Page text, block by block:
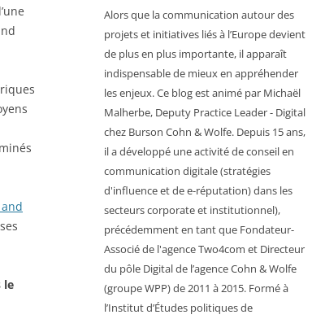
le
Alors que la communication autour des
projets et initiatives liés à l’Europe devient
de plus en plus importante, il apparaît
indispensable de mieux en appréhender
les enjeux. Ce blog est animé par Michaël
Malherbe, Deputy Practice Leader - Digital
chez Burson Cohn & Wolfe. Depuis 15 ans,
il a développé une activité de conseil en
communication digitale (stratégies
d'influence et de e-réputation) dans les
secteurs corporate et institutionnel),
précédemment en tant que Fondateur-
Associé de l'agence Two4com et Directeur
du pôle Digital de l’agence Cohn & Wolfe
(groupe WPP) de 2011 à 2015. Formé à
l’Institut d’Études politiques de